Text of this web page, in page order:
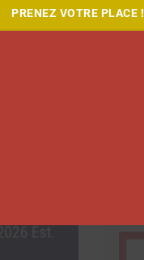
PRENEZ VOTRE PLACE !